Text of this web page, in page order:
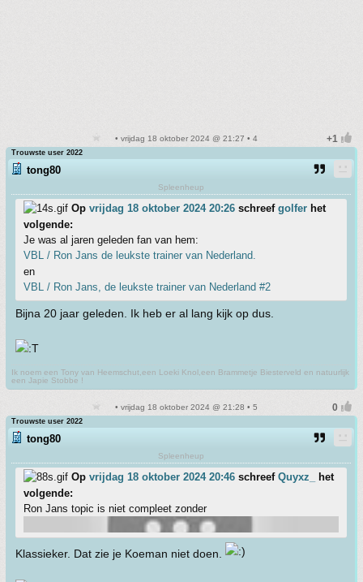
• vrijdag 18 oktober 2024 @ 21:27 • 4
Trouwste user 2022
tong80
Spleenheup
Op vrijdag 18 oktober 2024 20:26 schreef golfer het
volgende:
Je was al jaren geleden fan van hem:
VBL / Ron Jans de leukste trainer van Nederland.
en
VBL / Ron Jans, de leukste trainer van Nederland #2
Bijna 20 jaar geleden. Ik heb er al lang kijk op dus.
Ik noem een Tony van Heemschut,een Loeki Knol,een Brammetje Biesterveld en natuurlijk
een Japie Stobbe !
• vrijdag 18 oktober 2024 @ 21:28 • 5
Trouwste user 2022
tong80
Spleenheup
Op vrijdag 18 oktober 2024 20:46 schreef Quyxz_
het
volgende:
Ron Jans topic is niet compleet zonder
Klassieker. Dat zie je Koeman niet doen.